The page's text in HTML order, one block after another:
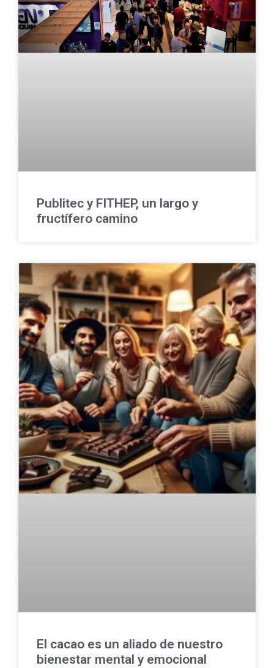
Publitec y FITHEP, un largo y
fructífero camino
El cacao es un aliado de nuestro
bienestar mental y emocional